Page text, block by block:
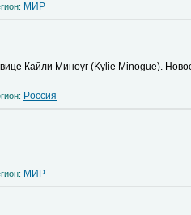
MИР
Кайли Миноуг (Kylie Minogue).
Pоссия
MИР